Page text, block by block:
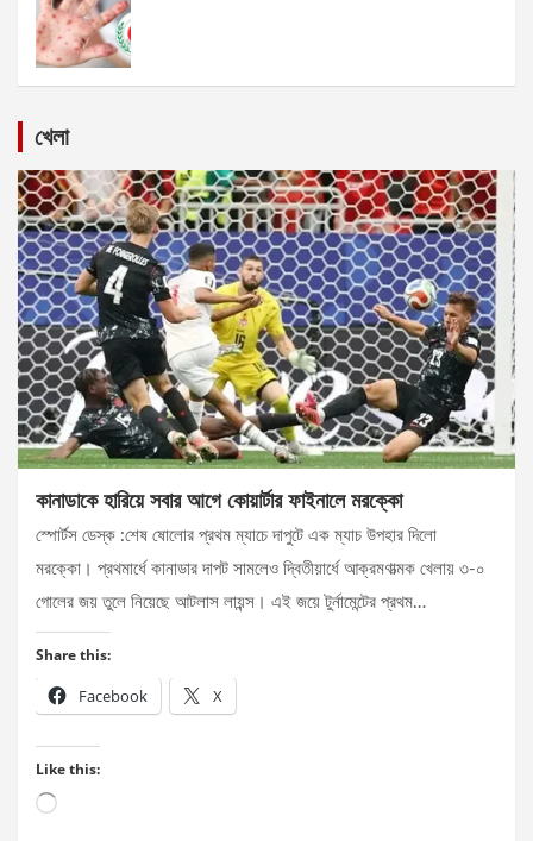
খেলা
কানাডাকে হারিয়ে সবার আগে কোয়ার্টার ফাইনালে মরক্কো
স্পোর্টস ডেস্ক :শেষ ষোলোর প্রথম ম্যাচে দাপুটে এক ম্যাচ উপহার দিলো
মরক্কো। প্রথমার্ধে কানাডার দাপট সামলেও দ্বিতীয়ার্ধে আক্রমণাত্মক খেলায় ৩-০
গোলের জয় তুলে নিয়েছে আটলাস লায়ন্স। এই জয়ে টুর্নামেন্টের প্রথম…
Share this:
Facebook X
Like this:
Loading…